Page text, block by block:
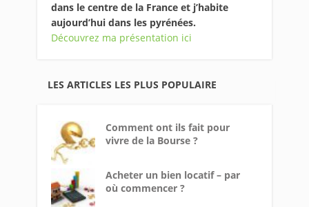
dans le centre de la France et j’habite
aujourd’hui dans les pyrénées.
Découvrez ma présentation ici
LES ARTICLES LES PLUS POPULAIRE
Comment ont ils fait pour
vivre de la Bourse ?
Acheter un bien locatif – par
où commencer ?